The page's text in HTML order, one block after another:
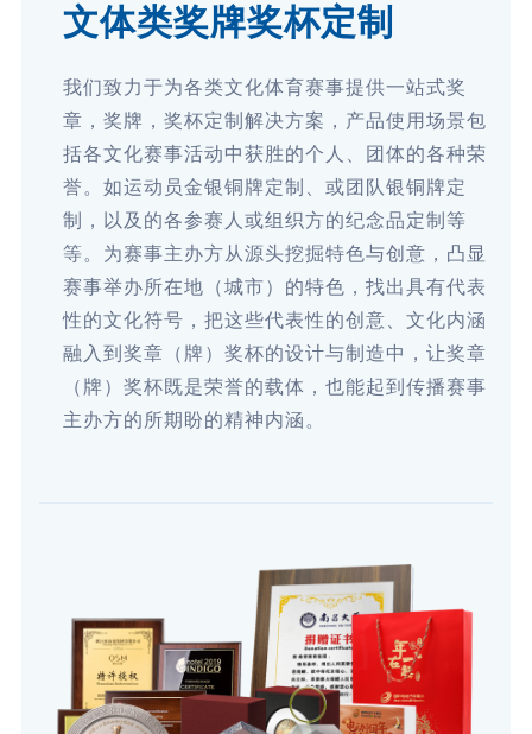
文体类奖牌奖杯定制
我们致力于为各类文化体育赛事提供一站式奖
章，奖牌，奖杯定制解决方案，产品使用场景包
括各文化赛事活动中获胜的个人、团体的各种荣
誉。如运动员金银铜牌定制、或团队银铜牌定
制，以及的各参赛人或组织方的纪念品定制等
等。为赛事主办方从源头挖掘特色与创意，凸显
赛事举办所在地（城市）的特色，找出具有代表
性的文化符号，把这些代表性的创意、文化内涵
融入到奖章（牌）奖杯的设计与制造中，让奖章
（牌）奖杯既是荣誉的载体，也能起到传播赛事
主办方的所期盼的精神内涵。